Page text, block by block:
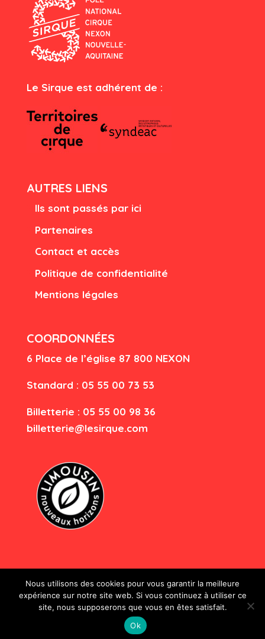
Le Sirque est adhérent de :
AUTRES LIENS
Ils sont passés par ici
Partenaires
Contact et accès
Politique de confidentialité
Mentions légales
COORDONNÉES
6 Place de l’église 87 800 NEXON
Standard : 05 55 00 73 53
Billetterie : 05 55 00 98 36
billetterie@lesirque.com
Le Sirque - Tous droits réservés
Nous utilisons des cookies pour vous garantir la meilleure
expérience sur notre site web. Si vous continuez à utiliser ce
site, nous supposerons que vous en êtes satisfait.
Ok